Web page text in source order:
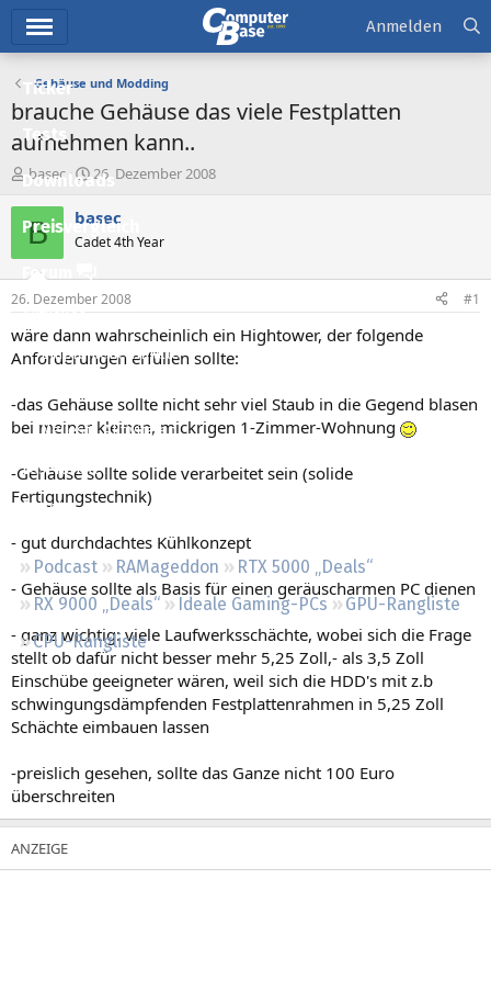
Ticker
Tests
Downloads
Preisvergleich
Forum
Aktuelles
Empfohlene Inhalte
Neueste Aktivitäten
Leserartikel
Regeln
Podcast RAMageddon
RTX 5000 „Deals“
RX 9000 „Deals“
Ideale Gaming-PCs
GPU-Rangliste
CPU-Rangliste
Anmelden
Gehäuse und Modding
brauche Gehäuse das viele Festplatten
aufnehmen kann..
E
r
s
t
e
r
basec
E
r
s
t
e
t
a
26. Dezember 2008
B basec
Cadet 4th Year
26. Dezember 2008 #1
wäre dann wahrscheinlich ein Hightower, der folgende
Anforderungen erfüllen sollte:
-das Gehäuse sollte nicht sehr viel Staub in die Gegend blasen
bei meiner kleinen, mickrigen 1-Zimmer-Wohnung
-Gehäuse sollte solide verarbeitet sein (solide
Fertigungstechnik)
- gut durchdachtes Kühlkonzept
- Gehäuse sollte als Basis für einen geräuscharmen PC dienen
- ganz wichtig: viele Laufwerksschächte, wobei sich die Frage
stellt ob dafür nicht besser mehr 5,25 Zoll,- als 3,5 Zoll
Einschübe geeigneter wären, weil sich die HDD's mit z.b
schwingungsdämpfenden Festplattenrahmen in 5,25 Zoll
Schächte eimbauen lassen
-preislich gesehen, sollte das Ganze nicht 100 Euro
überschreiten